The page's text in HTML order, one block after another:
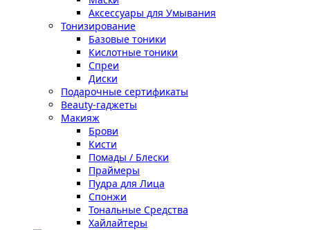
Аксессуары для Умывания
Тонизирование
Базовые тоники
Кислотные тоники
Спреи
Диски
Подарочные сертификаты
Beauty-гаджеты
Макияж
Брови
Кисти
Помады / Блески
Праймеры
Пудра для Лица
Спонжи
Тональные Средства
Хайлайтеры